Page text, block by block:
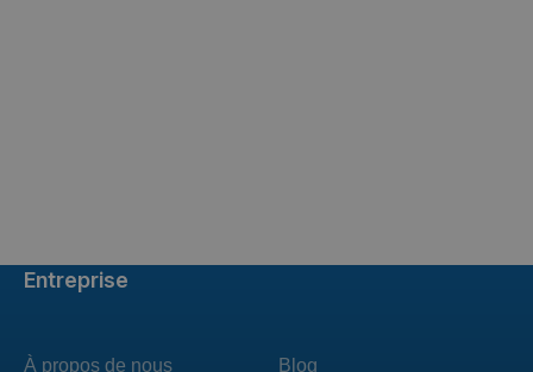
Entreprise
À propos de nous
Blog